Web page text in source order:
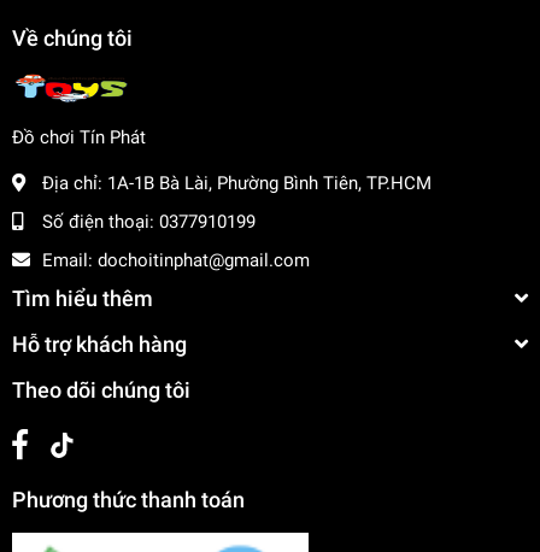
Về chúng tôi
Đồ chơi Tín Phát
Địa chỉ: 1A-1B Bà Lài, Phường Bình Tiên, TP.HCM
Số điện thoại: 0377910199
Email: dochoitinphat@gmail.com
Tìm hiểu thêm
Hỗ trợ khách hàng
Theo dõi chúng tôi
Phương thức thanh toán